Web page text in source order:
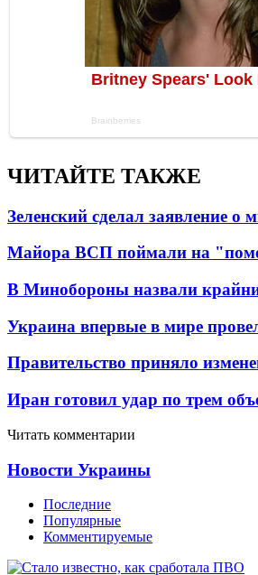
ЧИТАЙТЕ ТАКЖЕ
Зеленский сделал заявление о
Майора ВСП поймали на
В Минобороны назвали
Украина впервые в мире
Правительство приняло
Иран готовил удар по трем
Читать комментарии
Новости Украины
Последние
Популярные
Комментируемые